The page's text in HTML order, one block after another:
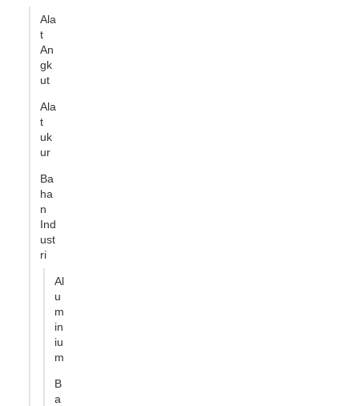
Ala
t
An
gk
ut
Ala
t
uk
ur
Ba
ha
n
Ind
ust
ri
Al
u
m
in
iu
m
B
a